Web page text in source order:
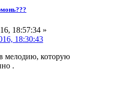
18:57:34 »
18:30:43
мелодию, которую
.